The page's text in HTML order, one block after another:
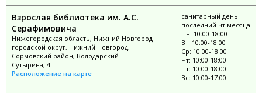
Взрослая библиотека им. А.С.
Серафимовича
Нижегородская область, Нижний Новгород
городской округ, Нижний Новгород,
Сормовский район, Володарский
Сутырина, 4
Расположение на карте
санитарный день:
последний чт месяца
Пн: 10:00-18:00
Вт: 10:00-18:00
Ср: 10:00-18:00
Чт: 10:00-18:00
Пт: 10:00-18:00
Вс: 10:00-17:00